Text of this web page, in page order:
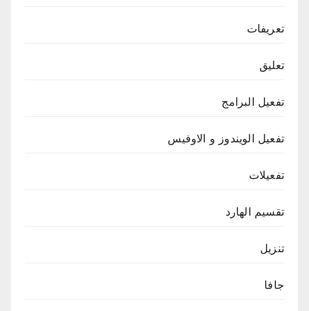
تعريفات
تعليق
تفعيل البرامج
تفعيل الويندوز و الاوفيس
تفعيلات
تقسيم الهارد
تنزيل
جافا